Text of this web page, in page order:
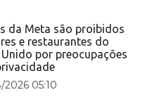
da Meta são proibidos
e restaurantes do
Unido por preocupações
05:10